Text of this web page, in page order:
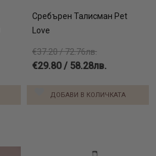
Сребърен Талисман Pet
Love
€37.20 / 72.76лв.
€29.80 / 58.28лв.
ДОБАВИ В КОЛИЧКАТА